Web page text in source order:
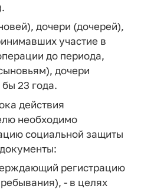
дочери (дочерей),
участие в
до периода,
дочери
23 года.
действия
необходимо
социальной защиты
регистрацию
- в целях